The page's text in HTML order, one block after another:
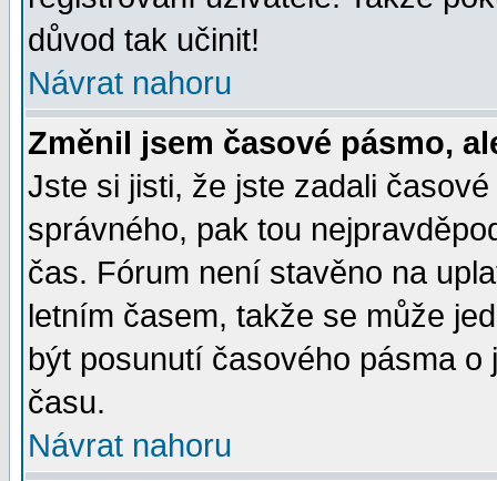
důvod tak učinit!
Návrat nahoru
Změnil jsem časové pásmo,
Jste si jisti, že jste zadali
správného, pak tou
čas. Fórum není stavěno na
letním časem, takže se může
být posunutí časového pásma
času.
Návrat nahoru